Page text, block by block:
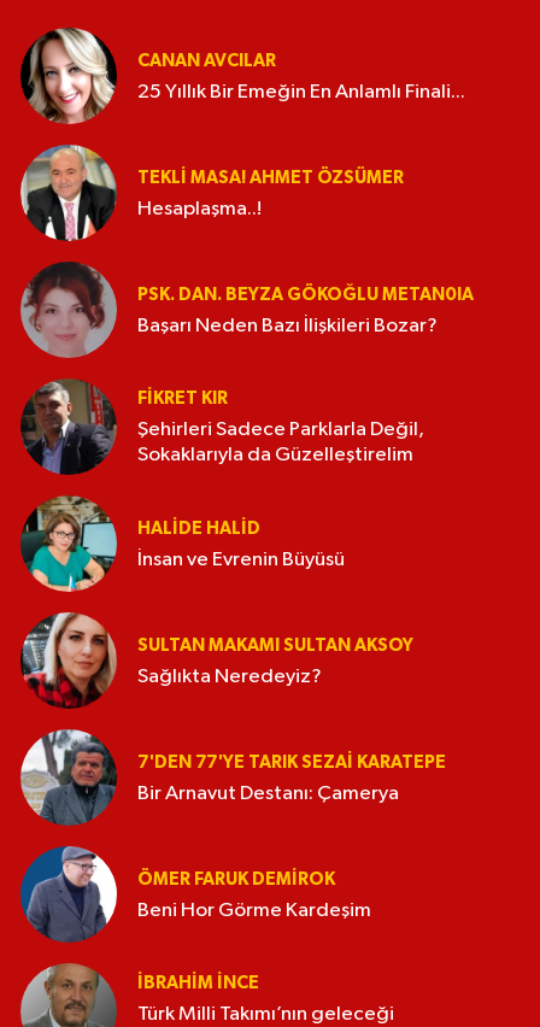
CANAN AVCILAR
25 Yıllık Bir Emeğin En Anlamlı Finali...
TEKLI MASA! AHMET ÖZSÜMER
Hesaplaşma..!
PSK. DAN. BEYZA GÖKOĞLU METAN0IA
Başarı Neden Bazı İlişkileri Bozar?
FIKRET KIR
Şehirleri Sadece Parklarla Değil,
Sokaklarıyla da Güzelleştirelim
HALIDE HALID
İnsan ve Evrenin Büyüsü
SULTAN MAKAMI SULTAN AKSOY
Sağlıkta Neredeyiz?
7'DEN 77'YE TARIK SEZAI KARATEPE
Bir Arnavut Destanı: Çamerya
ÖMER FARUK DEMIROK
Beni Hor Görme Kardeşim
İBRAHIM İNCE
Türk Milli Takımı’nın geleceği